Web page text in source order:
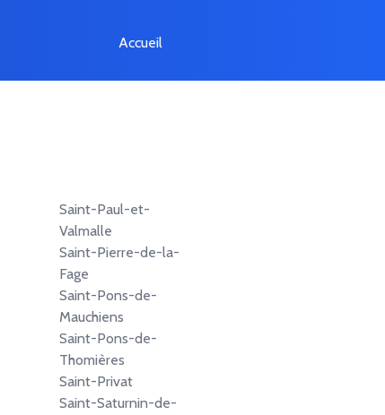
Accueil
Saint-Paul-et-
Valmalle
Saint-Pierre-de-la-
Fage
Saint-Pons-de-
Mauchiens
Saint-Pons-de-
Thomières
Saint-Privat
Saint-Saturnin-de-